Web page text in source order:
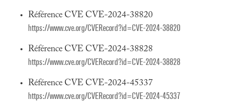
Référence CVE CVE-2024-38820
https://www.cve.org/CVERecord?id=CVE-2024-38820
Référence CVE CVE-2024-38828
https://www.cve.org/CVERecord?id=CVE-2024-38828
Référence CVE CVE-2024-45337
https://www.cve.org/CVERecord?id=CVE-2024-45337